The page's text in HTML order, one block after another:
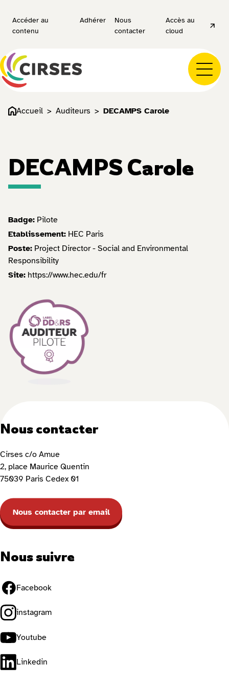
Accéder au
contenu
Adhérer
Nous
contacter
Accès au
cloud
Accueil Auditeurs DECAMPS Carole
DECAMPS Carole
Badge: Pilote
Etablissement: HEC Paris
Poste: Project Director - Social and Environmental
Responsibility
Site: https://www.hec.edu/fr
Nous contacter
Cirses c/o Amue
2, place Maurice Quentin
75039 Paris Cedex 01
Nous contacter par email
Nous suivre
Facebook
instagram
Youtube
Linkedin